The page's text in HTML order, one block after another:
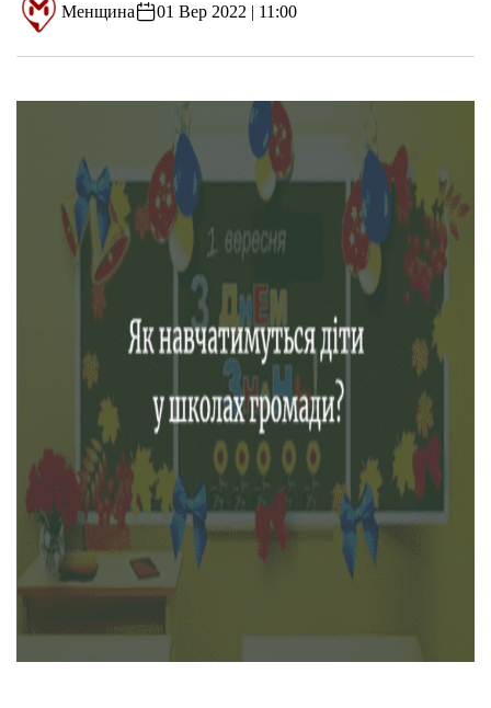
Менщина 01 Вер 2022 | 11:00